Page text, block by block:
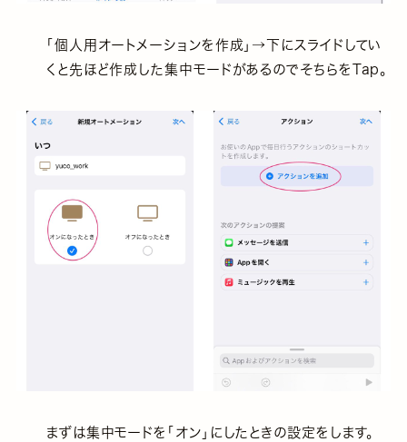
「個人用オートメーションを作成」→下にスライドしてい
くと先ほど作成した集中モードがあるのでそちらをTap。
まずは集中モードを「オン」にしたときの設定をします。